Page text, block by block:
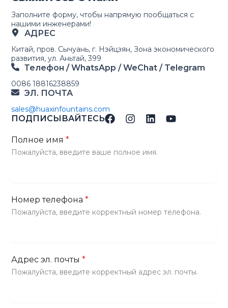
Заполните форму, чтобы напрямую пообщаться с
нашими инженерами!
АДРЕС
Китай, пров. Сычуань, г. Нэйцзян, Зона экономического
развития, ул. Аньтай, 399
Телефон / WhatsApp / WeChat / Telegram
0086 18816238859
ЭЛ. ПОЧТА
sales@huaxinfountains.com
ПОДПИСЫВАЙТЕСЬ
Полное имя*
Пожалуйста, введите ваше полное имя.
Номер телефона*
Пожалуйста, введите корректный номер телефона.
Адрес эл. почты*
Пожалуйста, введите корректный адрес эл. почты.